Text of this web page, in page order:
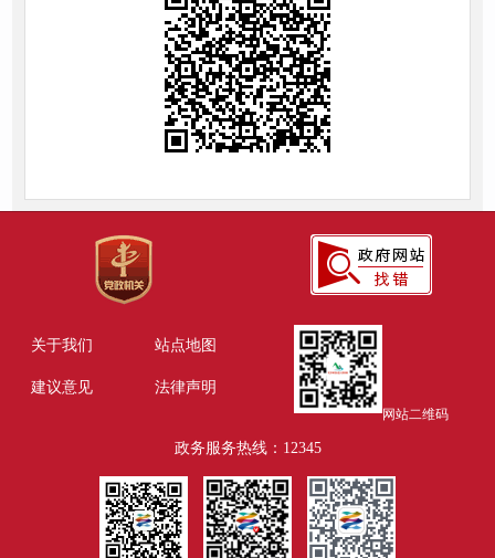
关于我们 站点地图
建议意见 法律声明
网站二维码
政务服务热线：12345